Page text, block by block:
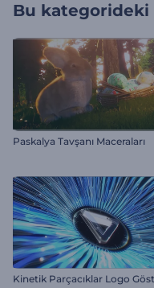
Bu kategorideki
Paskalya Tavşanı Maceraları